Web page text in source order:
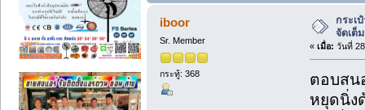
และสตรีท (อ่าน 29 ครั้ง)
iboor
Sr. Member
กระทู้: 368
กระเ
จัดเต็
« เมื่อ: วันที่
ตอบสน
หยุดนิ่ง